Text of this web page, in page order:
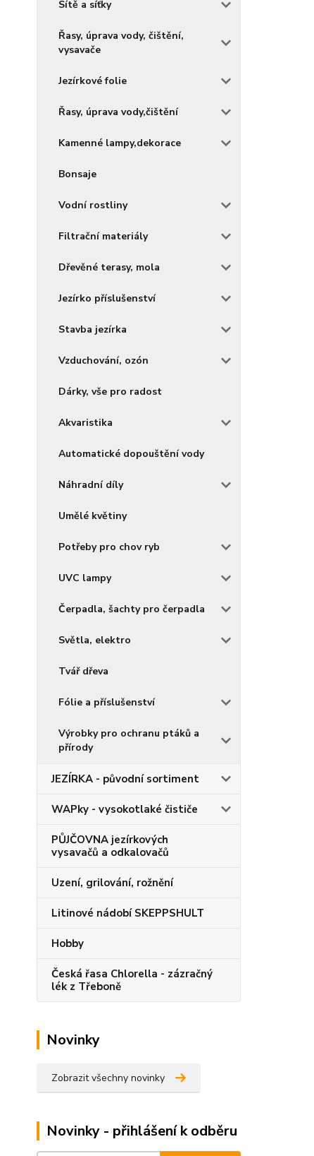
Sítě a síťky
Řasy, úprava vody, čištění,
vysavače
Jezírkové folie
Řasy, úprava vody,čištění
Kamenné lampy,dekorace
Bonsaje
Vodní rostliny
Filtrační materiály
Dřevěné terasy, mola
Jezírko příslušenství
Stavba jezírka
Vzduchování, ozón
Dárky, vše pro radost
Akvaristika
Automatické dopouštění vody
Náhradní díly
Umělé květiny
Potřeby pro chov ryb
UVC lampy
Čerpadla, šachty pro čerpadla
Světla, elektro
Tvář dřeva
Fólie a příslušenství
Výrobky pro ochranu ptáků a
přírody
JEZÍRKA - původní sortiment
WAPky - vysokotlaké čističe
PŮJČOVNA jezírkových
vysavačů a odkalovačů
Uzení, grilování, rožnění
Litinové nádobí SKEPPSHULT
Hobby
Česká řasa Chlorella - zázračný
lék z Třeboně
Novinky
Zobrazit všechny novinky
Novinky - přihlášení k odběru